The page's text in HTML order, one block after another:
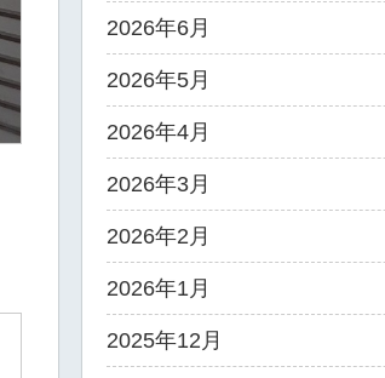
2026年6月
2026年5月
2026年4月
2026年3月
2026年2月
2026年1月
2025年12月